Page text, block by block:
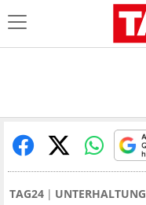
TAG24 UNTERHALTUNG